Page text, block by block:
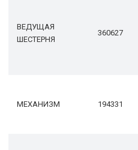
ВЕДУЩАЯ
ШЕСТЕРНЯ
360627
МЕХАНИЗМ 194331